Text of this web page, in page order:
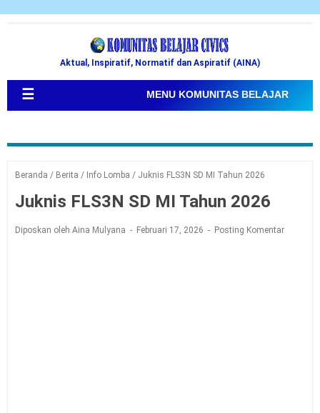
Aktual, Inspiratif, Normatif dan Aspiratif (AINA)
☰ MENU KOMUNITAS BELAJAR
Beranda / Berita / Info Lomba / Juknis FLS3N SD MI Tahun 2026
Juknis FLS3N SD MI Tahun 2026
Diposkan oleh Aina Mulyana Februari 17, 2026 Posting Komentar